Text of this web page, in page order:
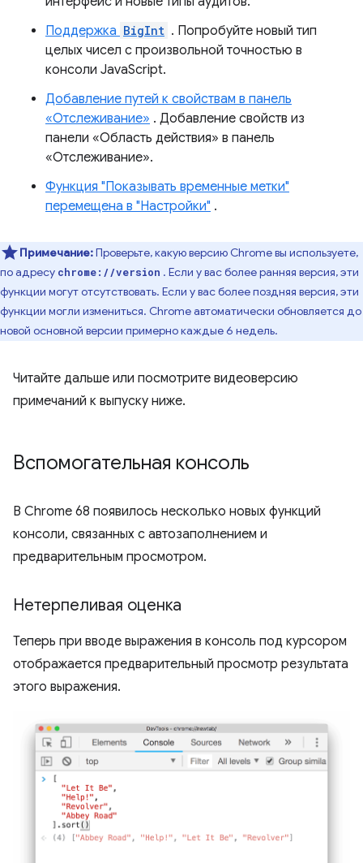
Поддержка BigInt . Попробуйте новый тип
целых чисел с произвольной точностью в
консоли JavaScript.
Добавление путей к свойствам в панель
«Отслеживание» . Добавление свойств из
панели «Область действия» в панель
«Отслеживание».
Функция "Показывать временные метки"
перемещена в "Настройки" .
Примечание:Проверьте, какую версию Chrome вы используете,
по адресу chrome://version . Если у вас более ранняя версия, эти
функции могут отсутствовать. Если у вас более поздняя версия, эти
функции могли измениться. Chrome автоматически обновляется до
новой основной версии примерно каждые 6 недель.
Читайте дальше или посмотрите видеоверсию
примечаний к выпуску ниже.
Вспомогательная консоль
В Chrome 68 появилось несколько новых функций
консоли, связанных с автозаполнением и
предварительным просмотром.
Нетерпеливая оценка
Теперь при вводе выражения в консоль под курсором
отображается предварительный просмотр результата
этого выражения.